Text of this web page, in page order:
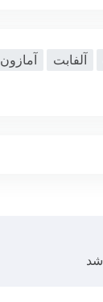
آلفابت آمازون